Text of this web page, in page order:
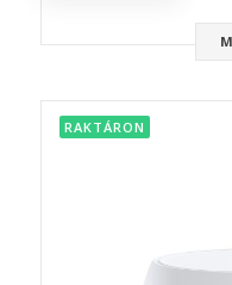
RAKTÁRON